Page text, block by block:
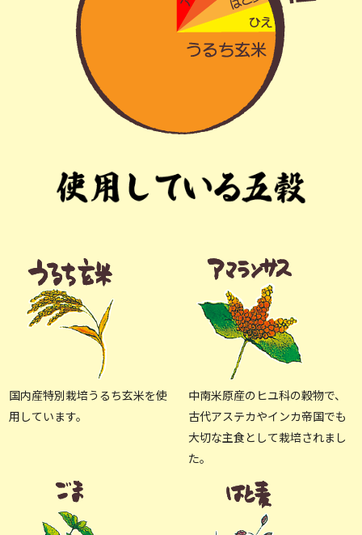
国内産特別栽培うるち玄米を使
用しています。
中南米原産のヒユ科の穀物で、
古代アステカやインカ帝国でも
大切な主食として栽培されまし
た。